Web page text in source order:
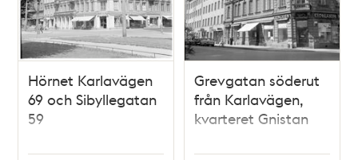
Hörnet Karlavägen
69 och Sibyllegatan
59
Grevgatan söderut
från Karlavägen,
kvarteret Gnistan